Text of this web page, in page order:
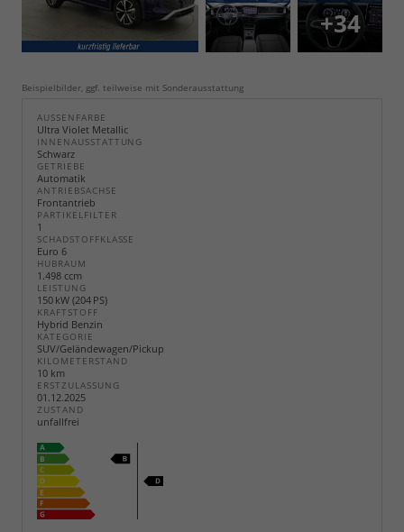
+34
Beispielbilder, ggf. teilweise mit Sonderausstattung
AUSSENFARBE
Ultra Violet Metallic
INNENAUSSTATTUNG
Schwarz
GETRIEBE
Automatik
ANTRIEBSACHSE
Frontantrieb
PARTIKELFILTER
1
SCHADSTOFFKLASSE
Euro 6
HUBRAUM
1.498 ccm
LEISTUNG
150 kW (204 PS)
KRAFTSTOFF
Hybrid Benzin
KATEGORIE
SUV/Geländewagen/Pickup
KILOMETERSTAND
10 km
ERSTZULASSUNG
01.12.2025
ZUSTAND
unfallfrei